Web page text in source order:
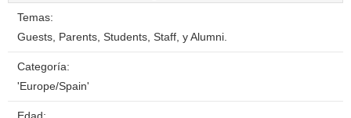
Temas:
Guests, Parents, Students, Staff, y Alumni.
Categoría:
'Europe/Spain'